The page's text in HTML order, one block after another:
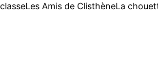
Les Amis de ClisthèneLa